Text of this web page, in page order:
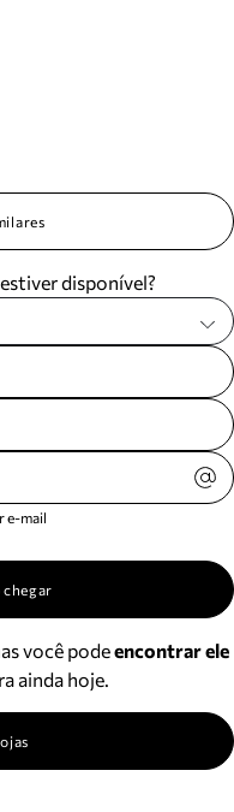
e mais.
devoluções.
disponível?
e-mail
chegar
você podeencontrar ele
ainda hoje.